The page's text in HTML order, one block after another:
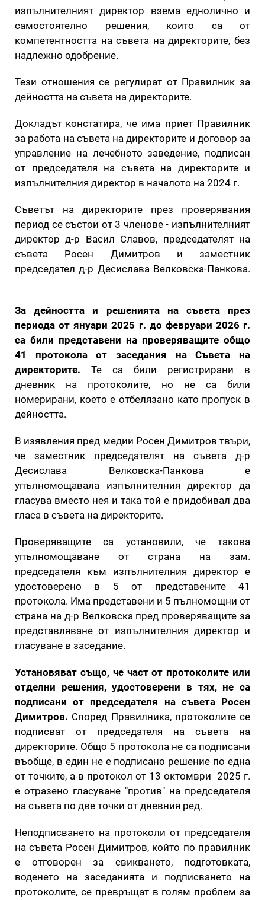
изпълнителният директор взема еднолично и
самостоятелно решения, които са от
компетентността на съвета на директорите, без
надлежно одобрение.
Тези отношения се регулират от Правилник за
дейността на съвета на директорите.
Докладът констатира, че има приет Правилник
за работа на съвета на директорите и договор за
управление на лечебното заведение, подписан
от председателя на съвета на директорите и
изпълнителния директор в началото на 2024 г.
Съветът на директорите през проверявания
период се състои от 3 членове - изпълнителният
директор д-р Васил Славов, председателят на
съвета Росен Димитров и заместник
председател д-р Десислава Велковска-Панкова.
За дейността и решенията на съвета през
периода от януари 2025 г. до февруари 2026 г.
са били представени на проверяващите общо
41 протокола от заседания на Съвета на
директорите. Те са били регистрирани в
дневник на протоколите, но не са били
номерирани, което е отбелязано като пропуск в
дейността.
В изявления пред медии Росен Димитров твъри,
че заместник председателят на съвета д-р
Десислава Велковска-Панкова е
упълномощавала изпълнителния директор да
гласува вместо нея и така той е придобивал два
гласа в съвета на директорите.
Проверяващите са установили, че такова
упълномощаване от страна на зам.
председателя към изпълнителния директор е
удостоверено в 5 от представените 41
протокола. Има представени и 5 пълномощни от
страна на д-р Велковска пред проверяващите за
представляване от изпълнителния директор и
гласуване в заседание.
Установяват също, че част от протоколите или
отделни решения, удостоверени в тях, не са
подписани от председателя на съвета Росен
Димитров. Според Правилника, протоколите се
подписват от председателя на съвета на
директорите. Общо 5 протокола не са подписани
въобще, в един не е подписано решение по една
от точките, а в протокол от 13 октомври 2025 г.
е отразено гласуване "против" на председателя
на съвета по две точки от дневния ред.
Неподписването на протоколи от председателя
на съвета Росен Димитров, който по правилник
е отговорен за свикването, подготовката,
воденето на заседанията и подписването на
протоколите, се превръщат в голям проблем за